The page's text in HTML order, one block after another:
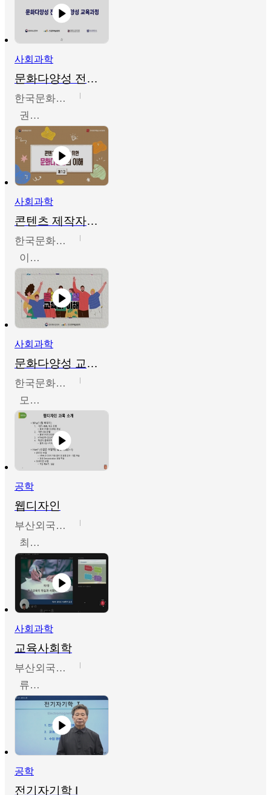
사회과학
문화다양성 전문인력 양성 기본과정 - 문화다양성의 이해
한국문화예술교육진흥원
권숙인 외 8명
사회과학
콘텐츠 제작자를 위한 문화다양성의 이해
한국문화예술교육진흥원
이성민
사회과학
문화다양성 교육의 이해
한국문화예술교육진흥원
모경환,성상환,정문성
공학
웹디자인
부산외국어대학교
최진오
사회과학
교육사회학
부산외국어대학교
류영철
공학
전기자기학 I